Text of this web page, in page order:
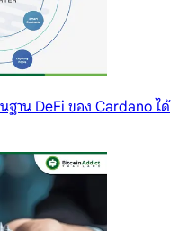
ฐาน DeFi ของ Cardano ได้